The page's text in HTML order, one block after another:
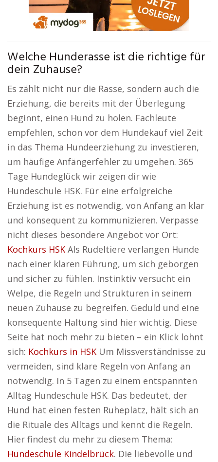
Welche Hunderasse ist die richtige für
dein Zuhause?
Es zählt nicht nur die Rasse, sondern auch die
Erziehung, die bereits mit der Überlegung
beginnt, einen Hund zu holen. Fachleute
empfehlen, schon vor dem Hundekauf viel Zeit
in das Thema Hundeerziehung zu investieren,
um häufige Anfängerfehler zu umgehen. 365
Tage Hundeglück wir zeigen dir wie
Hundeschule HSK. Für eine erfolgreiche
Erziehung ist es notwendig, von Anfang an klar
und konsequent zu kommunizieren. Verpasse
nicht dieses besondere Angebot vor Ort:
Kochkurs HSK Als Rudeltiere verlangen Hunde
nach einer klaren Führung, um sich geborgen
und sicher zu fühlen. Instinktiv versucht ein
Welpe, die Regeln und Strukturen in seinem
neuen Zuhause zu begreifen. Geduld und eine
konsequente Haltung sind hier wichtig. Diese
Seite hat noch mehr zu bieten – ein Klick lohnt
sich: Kochkurs in HSK Um Missverständnisse zu
vermeiden, sind klare Regeln von Anfang an
notwendig. In 5 Tagen zu einem entspannten
Alltag Hundeschule HSK. Das bedeutet, der
Hund hat einen festen Ruheplatz, hält sich an
die Rituale des Alltags und kennt die Regeln.
Hier findest du mehr zu diesem Thema:
Hundeschule Kindelbrück. Die liebevolle und